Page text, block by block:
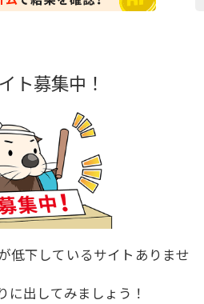
ト募集中！
低下しているサイトありませ
に出してみましょう！